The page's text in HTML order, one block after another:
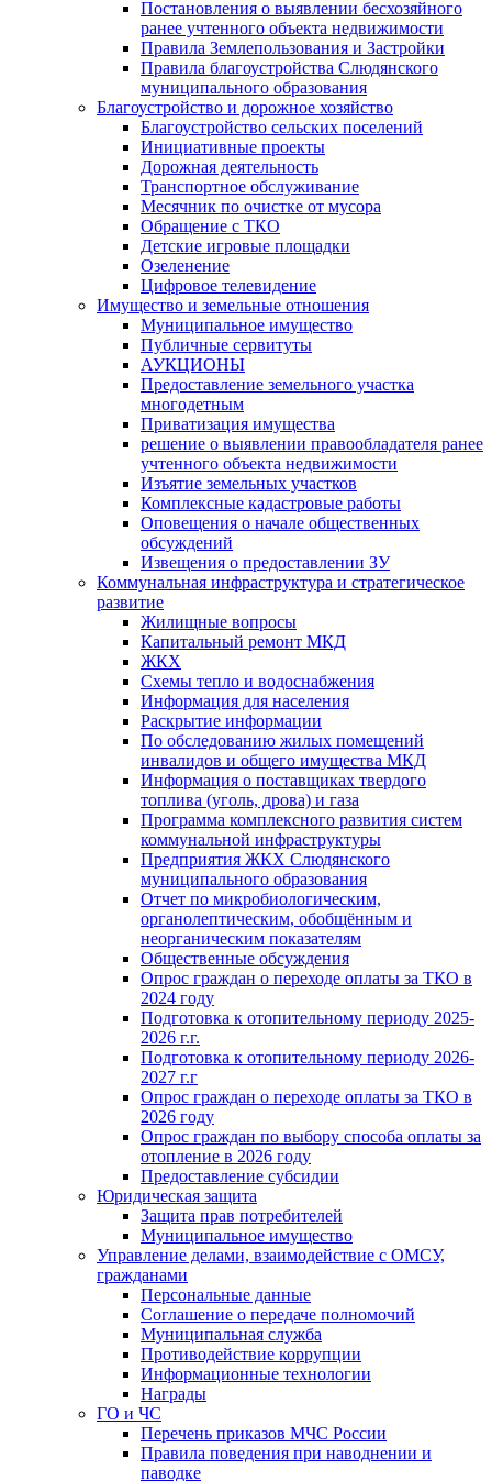
Постановления о выявлении бесхозяйного
ранее учтенного объекта недвижимости
Правила Землепользования и Застройки
Правила благоустройства Слюдянского
муниципального образования
Благоустройство и дорожное хозяйство
Благоустройство сельских поселений
Инициативные проекты
Дорожная деятельность
Транспортное обслуживание
Месячник по очистке от мусора
Обращение с ТКО
Детские игровые площадки
Озеленение
Цифровое телевидение
Имущество и земельные отношения
Муниципальное имущество
Публичные сервитуты
АУКЦИОНЫ
Предоставление земельного участка
многодетным
Приватизация имущества
решение о выявлении правообладателя ранее
учтенного объекта недвижимости
Изъятие земельных участков
Комплексные кадастровые работы
Оповещения о начале общественных
обсуждений
Извещения о предоставлении ЗУ
Коммунальная инфраструктура и стратегическое
развитие
Жилищные вопросы
Капитальный ремонт МКД
ЖКХ
Схемы тепло и водоснабжения
Информация для населения
Раскрытие информации
По обследованию жилых помещений
инвалидов и общего имущества МКД
Информация о поставщиках твердого
топлива (уголь, дрова) и газа
Программа комплексного развития систем
коммунальной инфраструктуры
Предприятия ЖКХ Слюдянского
муниципального образования
Отчет по микробиологическим,
органолептическим, обобщённым и
неорганическим показателям
Общественные обсуждения
Опрос граждан о переходе оплаты за ТКО в
2024 году
Подготовка к отопительному периоду 2025-
2026 г.г.
Подготовка к отопительному периоду 2026-
2027 г.г
Опрос граждан о переходе оплаты за ТКО в
2026 году
Опрос граждан по выбору способа оплаты за
отопление в 2026 году
Предоставление субсидии
Юридическая защита
Защита прав потребителей
Муниципальное имущество
Управление делами, взаимодействие с ОМСУ,
гражданами
Персональные данные
Соглашение о передаче полномочий
Муниципальная служба
Противодействие коррупции
Информационные технологии
Награды
ГО и ЧС
Перечень приказов МЧС России
Правила поведения при наводнении и
паводке